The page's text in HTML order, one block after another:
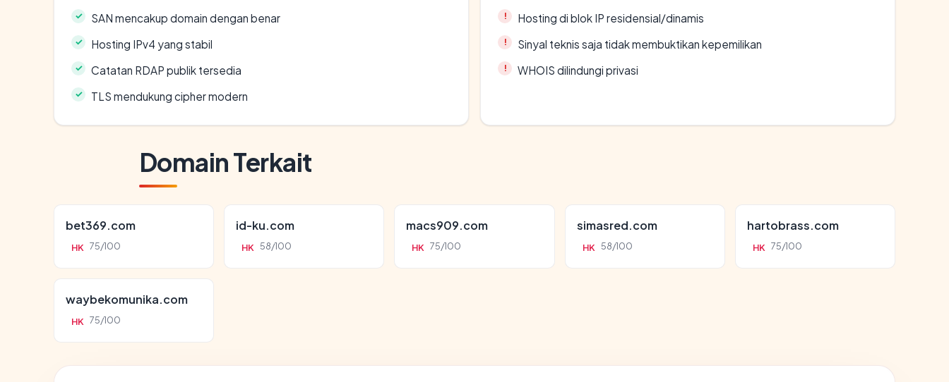
SAN mencakup domain dengan benar
Hosting IPv4 yang stabil
Catatan RDAP publik tersedia
TLS mendukung cipher modern
Hosting di blok IP residensial/dinamis
Sinyal teknis saja tidak membuktikan kepemilikan
WHOIS dilindungi privasi
Domain Terkait
bet369.com
HK 75/100
id-ku.com
HK 58/100
macs909.com
HK 75/100
simasred.com
HK 58/100
hartobrass.com
HK 75/100
waybekomunika.com
HK 75/100